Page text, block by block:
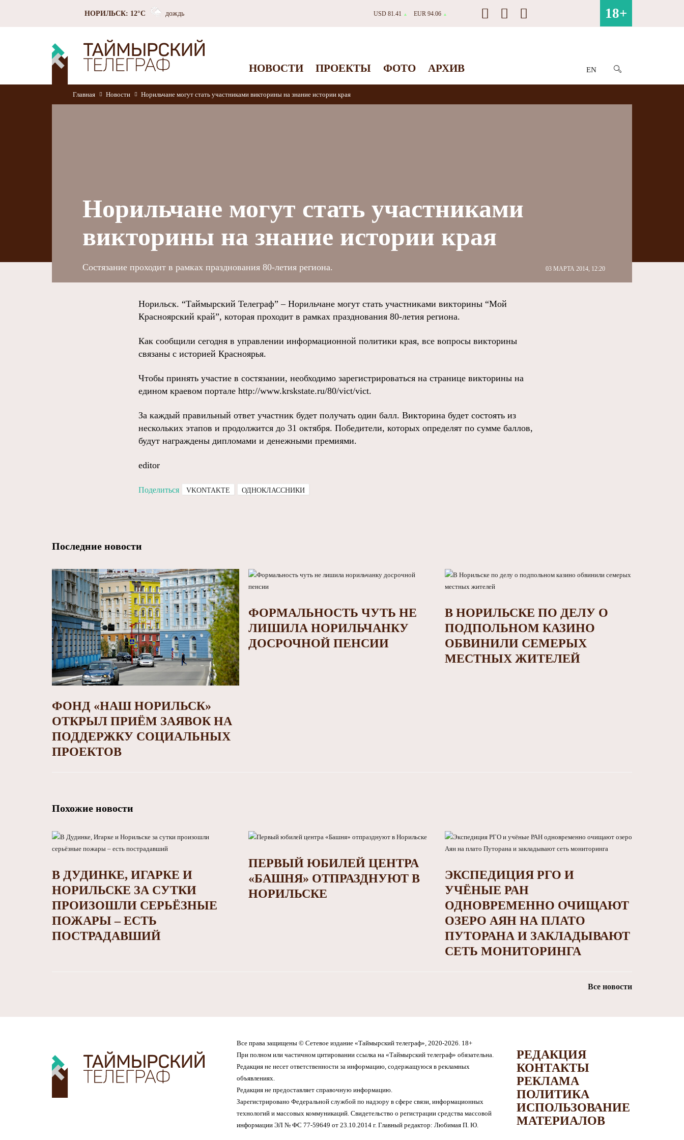
НОРИЛЬСК: 12°C дождь USD 81.41 ▲ EUR 94.06 ▲ 18+
НОВОСТИ ПРОЕКТЫ ФОТО АРХИВ EN
Главная Новости Норильчане могут стать участниками викторины на знание истории края
Норильчане могут стать участниками
викторины на знание истории края
03 МАРТА 2014, 12:20
Состязание проходит в рамках празднования 80-летия региона.
Норильск. “Таймырский Телеграф” – Норильчане могут стать участниками викторины “Мой
Красноярский край”, которая проходит в рамках празднования 80-летия региона.
Как сообщили сегодня в управлении информационной политики края, все вопросы викторины
связаны с историей Красноярья.
Чтобы принять участие в состязании, необходимо зарегистрироваться на странице викторины на
едином краевом портале http://www.krskstate.ru/80/vict/vict.
За каждый правильный ответ участник будет получать один балл. Викторина будет состоять из
нескольких этапов и продолжится до 31 октября. Победители, которых определят по сумме баллов,
будут награждены дипломами и денежными премиями.
editor
Поделиться VKONTAKTE ОДНОКЛАССНИКИ
Последние новости
ФОНД «НАШ НОРИЛЬСК»
ОТКРЫЛ ПРИЁМ ЗАЯВОК НА
ПОДДЕРЖКУ СОЦИАЛЬНЫХ
ПРОЕКТОВ
ФОРМАЛЬНОСТЬ ЧУТЬ НЕ
ЛИШИЛА НОРИЛЬЧАНКУ
ДОСРОЧНОЙ ПЕНСИИ
В НОРИЛЬСКЕ ПО ДЕЛУ О
ПОДПОЛЬНОМ КАЗИНО
ОБВИНИЛИ СЕМЕРЫХ
МЕСТНЫХ ЖИТЕЛЕЙ
Похожие новости
В ДУДИНКЕ, ИГАРКЕ И
НОРИЛЬСКЕ ЗА СУТКИ
ПРОИЗОШЛИ СЕРЬЁЗНЫЕ
ПОЖАРЫ – ЕСТЬ
ПОСТРАДАВШИЙ
ПЕРВЫЙ ЮБИЛЕЙ ЦЕНТРА
«БАШНЯ» ОТПРАЗДНУЮТ В
НОРИЛЬСКЕ
ЭКСПЕДИЦИЯ РГО И
УЧЁНЫЕ РАН
ОДНОВРЕМЕННО ОЧИЩАЮТ
ОЗЕРО АЯН НА ПЛАТО
ПУТОРАНА И ЗАКЛАДЫВАЮТ
СЕТЬ МОНИТОРИНГА
Все новости
Все права защищены © Сетевое издание «Таймырский телеграф», 2020-2026. 18+
При полном или частичном цитировании ссылка на «Таймырский телеграф» обязательна.
Редакция не несет ответственности за информацию, содержащуюся в рекламных
объявлениях.
Редакция не предоставляет справочную информацию.
Зарегистрировано Федеральной службой по надзору в сфере связи, информационных
технологий и массовых коммуникаций. Свидетельство о регистрации средства массовой
информации ЭЛ № ФС 77-59649 от 23.10.2014 г. Главный редактор: Любимая П. Ю.
РЕДАКЦИЯ
КОНТАКТЫ
РЕКЛАМА
ПОЛИТИКА
ИСПОЛЬЗОВАНИЕ
МАТЕРИАЛОВ